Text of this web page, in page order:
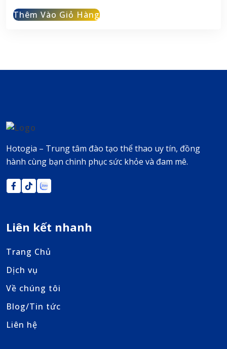
là:
tại
Thêm Vào Giỏ Hàng
Hotogia – Trung tâm đào tạo thể thao uy tín, đồng
hành cùng bạn chinh phục sức khỏe và đam mê.
Liên kết nhanh
Trang Chủ
Dịch vụ
Về chúng tôi
Blog/Tin tức
Liên hệ